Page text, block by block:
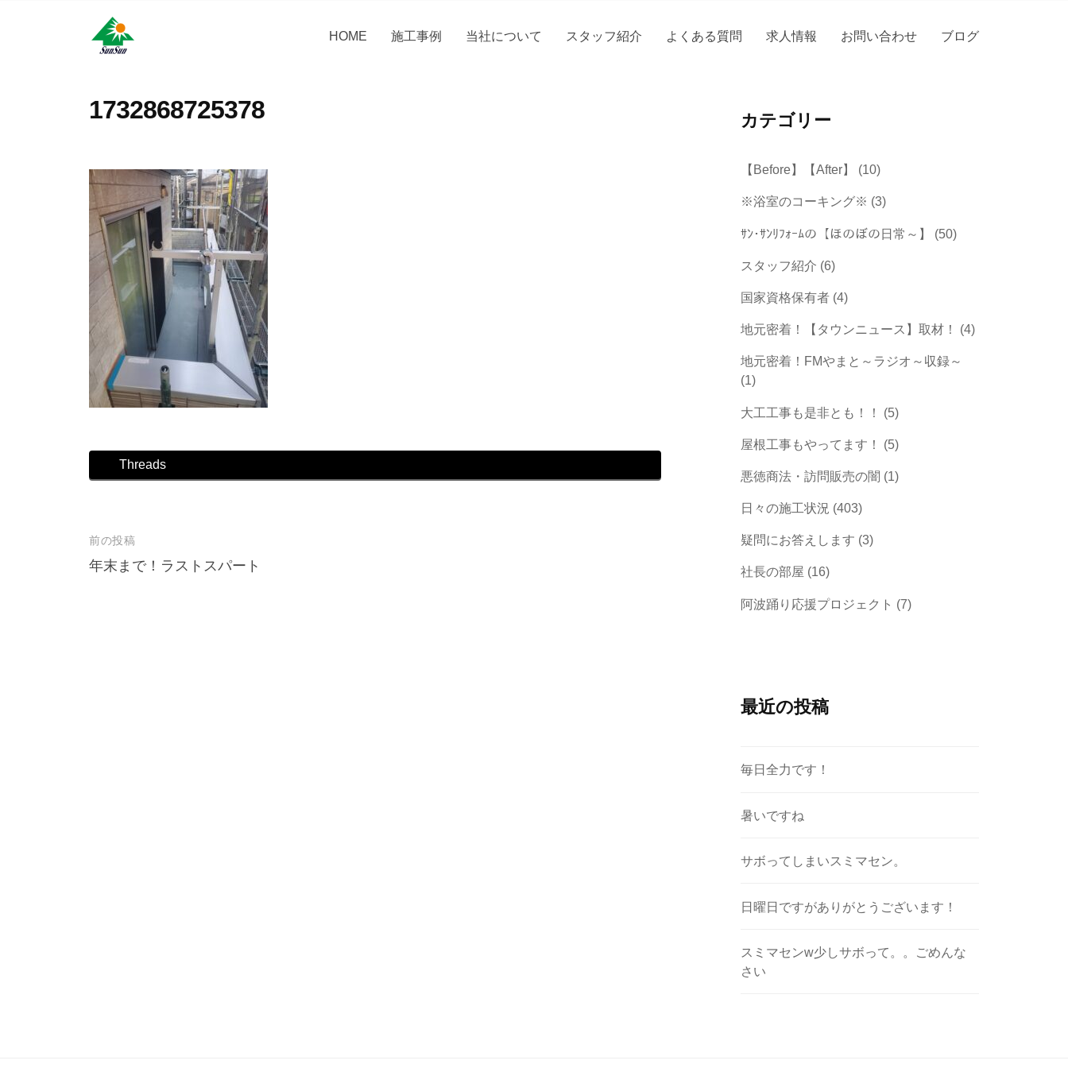
サ
サ
フ
ォ
ー
ム
株
式
会
社
神
県
市
に
あ
る
壁
塗
装
専
門
店
HOME 施工事例 当社について スタッフ紹介 よくある質問 求人情報 お問い合わせ ブログ
1732868725378
Threads
投
稿
前の投稿
年末まで！ラストスパート
カテゴリー
【Before】【After】 (10)
※浴室のコーキング※ (3)
ｻﾝ･ｻﾝﾘﾌｫｰﾑの【ほのぼの日常～】 (50)
スタッフ紹介 (6)
国家資格保有者 (4)
地元密着！【タウンニュース】取材！ (4)
地元密着！FMやまと～ラジオ～収録～
(1)
大工工事も是非とも！！ (5)
屋根工事もやってます！ (5)
悪徳商法・訪問販売の闇 (1)
日々の施工状況 (403)
疑問にお答えします (3)
社長の部屋 (16)
阿波踊り応援プロジェクト (7)
最近の投稿
毎日全力です！
暑いですね
サボってしまいスミマセン。
日曜日ですがありがとうございます！
スミマセンw少しサボって。。ごめんな
さい
サ
フ
ム
株
式
会
社